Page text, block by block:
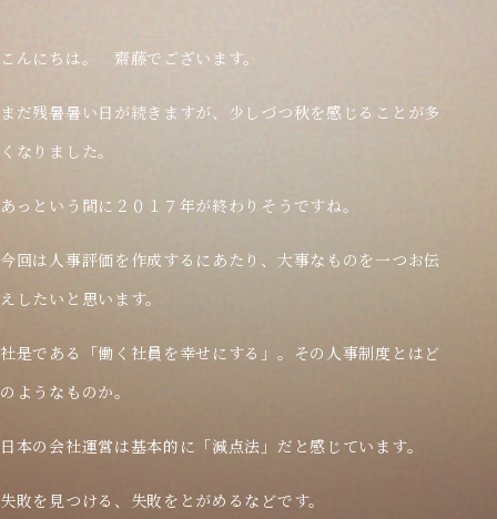
こんにちは。 齋藤でございます。
まだ残暑暑い日が続きますが、少しづつ秋を感じることが多
くなりました。
あっという間に２０１７年が終わりそうですね。
今回は人事評価を作成するにあたり、大事なものを一つお伝
えしたいと思います。
社是である「働く社員を幸せにする」。その人事制度とはど
のようなものか。
日本の会社運営は基本的に「減点法」だと感じています。
失敗を見つける、失敗をとがめるなどです。